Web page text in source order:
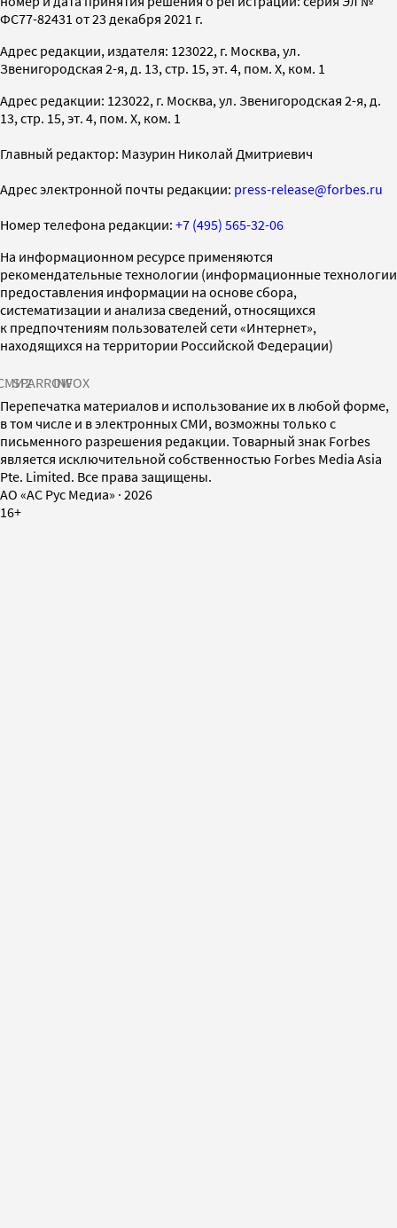
ФС77-82431 от 23 декабря 2021 г.
Адрес редакции, издателя: 123022, г. Москва, ул.
Звенигородская 2-я, д. 13, стр. 15, эт. 4, пом. X, ком. 1
Адрес редакции: 123022, г. Москва, ул. Звенигородская 2-я, д.
13, стр. 15, эт. 4, пом. X, ком. 1
Главный редактор: Мазурин Николай Дмитриевич
Адрес электронной почты редакции: press-release@forbes.ru
Номер телефона редакции: +7 (495) 565-32-06
На информационном ресурсе применяются
рекомендательные технологии (информационные технологии
предоставления информации на основе сбора,
систематизации и анализа сведений, относящихся
к предпочтениям пользователей сети «Интернет»,
находящихся на территории Российской Федерации)
SPARROWINFOX
Перепечатка материалов и использование их в любой форме,
в том числе и в электронных СМИ, возможны только с
письменного разрешения редакции. Товарный знак Forbes
является исключительной собственностью Forbes Media Asia
Pte. Limited. Все права защищены.
AO «АС Рус Медиа» · 2026
16+